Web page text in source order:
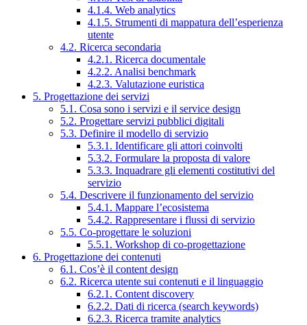
4.1.4. Web analytics
4.1.5. Strumenti di mappatura dell’esperienza
utente
4.2. Ricerca secondaria
4.2.1. Ricerca documentale
4.2.2. Analisi benchmark
4.2.3. Valutazione euristica
5. Progettazione dei servizi
5.1. Cosa sono i servizi e il service design
5.2. Progettare servizi pubblici digitali
5.3. Definire il modello di servizio
5.3.1. Identificare gli attori coinvolti
5.3.2. Formulare la proposta di valore
5.3.3. Inquadrare gli elementi costitutivi del
servizio
5.4. Descrivere il funzionamento del servizio
5.4.1. Mappare l’ecosistema
5.4.2. Rappresentare i flussi di servizio
5.5. Co-progettare le soluzioni
5.5.1. Workshop di co-progettazione
6. Progettazione dei contenuti
6.1. Cos’è il content design
6.2. Ricerca utente sui contenuti e il linguaggio
6.2.1. Content discovery
6.2.2. Dati di ricerca (search keywords)
6.2.3. Ricerca tramite analytics